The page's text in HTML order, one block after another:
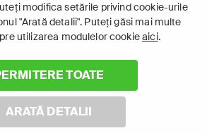
modifica setările privind cookie-urile
"Arată detalii". Puteți găsi mai multe
utilizarea modulelor cookieaici.
TOATE
ARATĂ DETALII
S. à r.l. - Toate drepturile rezervate
marcă înregistrată aparținând Canal+
Luxembourg S. à r.l.
4, L-1246 Luxemburg | R.C.S. Luxemburg: